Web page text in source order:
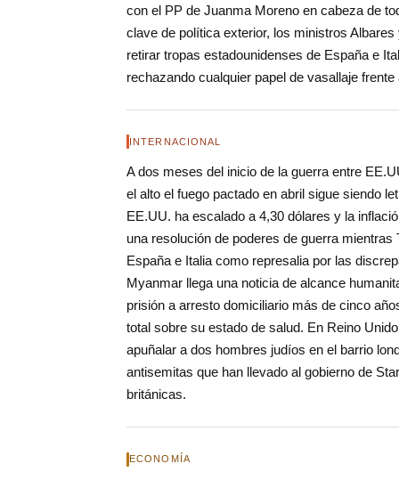
con el PP de Juanma Moreno en cabeza de
clave de política exterior, los ministros
retirar tropas estadounidenses de España e
rechazando cualquier papel de vasallaje frente
INTERNACIONAL
A dos meses del inicio de la guerra entre
el alto el fuego pactado en abril sigue siendo
EE.UU. ha escalado a 4,30 dólares y la
una resolución de poderes de guerra
España e Italia como represalia por las
Myanmar llega una noticia de alcance
prisión a arresto domiciliario más de cinco
total sobre su estado de salud. En Reino
apuñalar a dos hombres judíos en el barrio
antisemitas que han llevado al gobierno de
británicas.
ECONOMÍA